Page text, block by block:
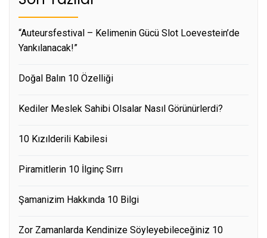
“Auteursfestival – Kelimenin Gücü Slot Loevestein’de
Yankılanacak!”
Doğal Balın 10 Özelliği
Kediler Meslek Sahibi Olsalar Nasıl Görünürlerdi?
10 Kızılderili Kabilesi
Piramitlerin 10 İlginç Sırrı
Şamanizim Hakkında 10 Bilgi
Zor Zamanlarda Kendinize Söyleyebileceğiniz 10